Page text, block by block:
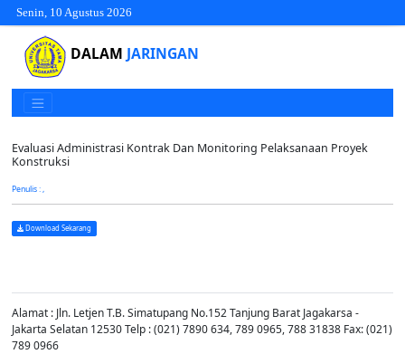
Senin, 10 Agustus 2026
DALAM JARINGAN
Evaluasi Administrasi Kontrak Dan Monitoring Pelaksanaan Proyek
Konstruksi
Penulis : ,
Download Sekarang
Alamat : Jln. Letjen T.B. Simatupang No.152 Tanjung Barat Jagakarsa -
Jakarta Selatan 12530 Telp : (021) 7890 634, 789 0965, 788 31838 Fax: (021)
789 0966